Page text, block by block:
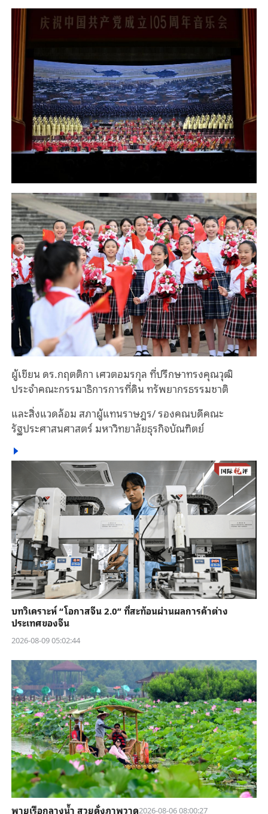
ผู้เขียน ดร.กฤตติกา เศวตอมรกุล ที่ปรึกษาทรงคุณวุฒิ
ประจำคณะกรรมาธิการการที่ดิน ทรัพยากรธรรมชาติ
และสิ่งแวดล้อม สภาผู้แทนราษฎร/ รองคณบดีคณะ
รัฐประศาสนศาสตร์ มหาวิทยาลัยธุรกิจบัณฑิตย์
บทวิเคราะห์ “โอกาสจีน 2.0” ที่สะท้อนผ่านผลการค้าต่าง
ประเทศของจีน
2026-08-09 05:02:44
พายเรือกลางน้ำ สวยดั่งภาพวาด2026-08-06 08:00:27